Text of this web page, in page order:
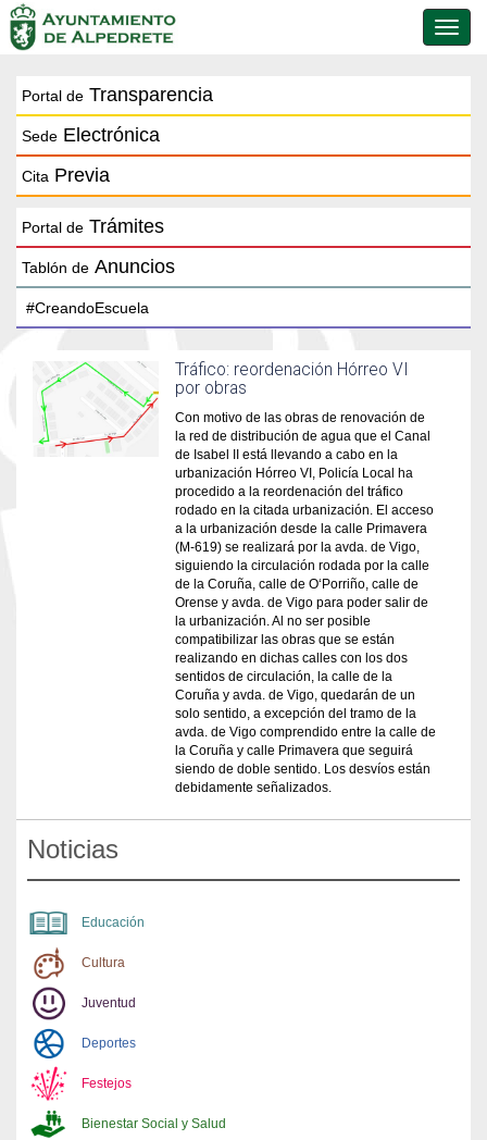
de
Portal de Transparencia
Sede Electrónica
Cita Previa
Portal de Trámites
Tablón de Anuncios
Tráfico: reordenación Hórreo VI
por obras
Con motivo de las obras de renovación de
la red de distribución de agua que el Canal
de Isabel II está llevando a cabo en la
urbanización Hórreo VI, Policía Local ha
procedido a la reordenación del tráfico
rodado en la citada urbanización. El acceso
a la urbanización desde la calle Primavera
(M-619) se realizará por la avda. de Vigo,
siguiendo la circulación rodada por la calle
de la Coruña, calle de O‘Porriño, calle de
Orense y avda. de Vigo para poder salir de
la urbanización. Al no ser posible
compatibilizar las obras que se están
realizando en dichas calles con los dos
sentidos de circulación, la calle de la
Coruña y avda. de Vigo, quedarán de un
solo sentido, a excepción del tramo de la
avda. de Vigo comprendido entre la calle de
la Coruña y calle Primavera que seguirá
siendo de doble sentido. Los desvíos están
debidamente señalizados.
Noticias
Educación
Cultura
Juventud
Deportes
Festejos
Bienestar Social y Salud